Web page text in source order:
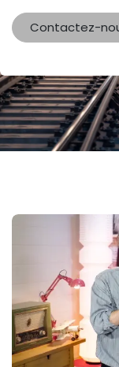
Contactez-